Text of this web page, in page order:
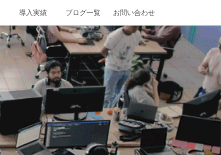
導入実績 ブログ一覧 お問い合わせ